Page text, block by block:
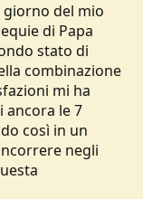
giorno del mio
di Papa
stato di
combinazione
mi ha
ancora le 7
così in un
negli